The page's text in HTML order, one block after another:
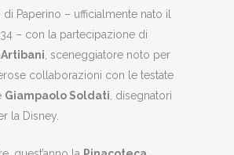
di Paperino – ufficialmente nato il
– con la partecipazione di
Artibani , sceneggiatore noto per
collaborazioni con le testate
Giampaolo Soldati , disegnatori
la Disney.